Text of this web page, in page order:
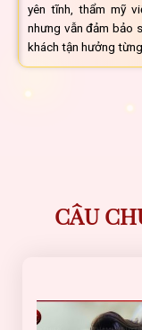
yên tĩnh, thẩm mỹ
nhưng vẫn đảm bảo
khách tận hưởng
CÂU